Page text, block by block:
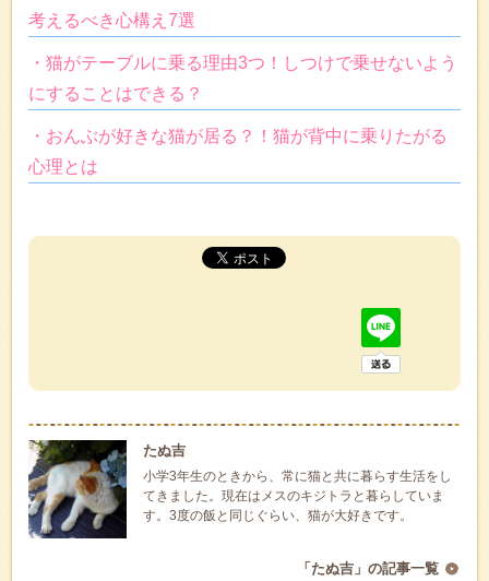
考えるべき心構え7選
・猫がテーブルに乗る理由3つ！しつけで乗せないよう
にすることはできる？
・おんぶが好きな猫が居る？！猫が背中に乗りたがる
心理とは
たぬ吉
小学3年生のときから、常に猫と共に暮らす生活をし
てきました。現在はメスのキジトラと暮らしていま
す。3度の飯と同じぐらい、猫が大好きです。
「たぬ吉」の記事一覧